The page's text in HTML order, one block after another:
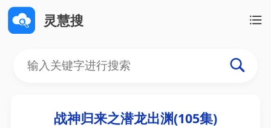
灵慧搜
战神归来之潜龙出渊(105集)